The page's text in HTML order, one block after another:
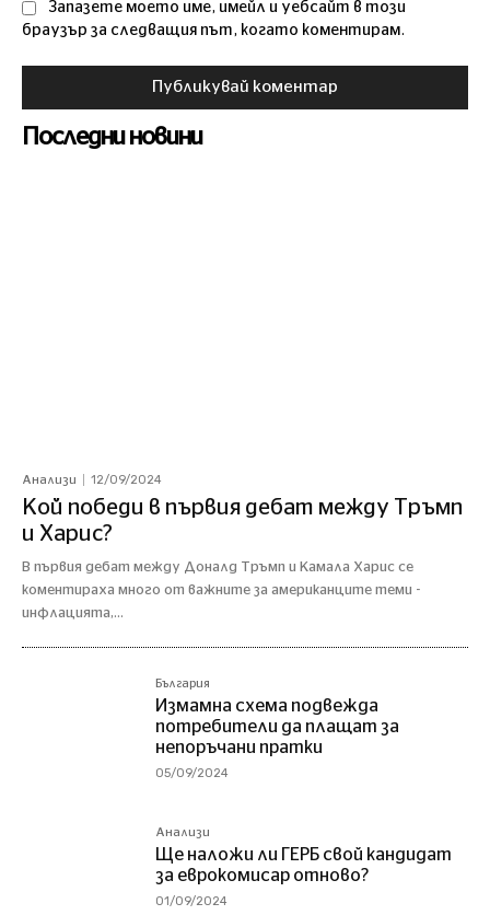
Запазете моето име, имейл и уебсайт в този
браузър за следващия път, когато коментирам.
Последни новини
Анализи 12/09/2024
Кой победи в първия дебат между Тръмп
и Харис?
В първия дебат между Доналд Тръмп и Камала Харис се
коментираха много от важните за американците теми -
инфлацията,...
България
Измамна схема подвежда
потребители да плащат за
непоръчани пратки
05/09/2024
Анализи
Ще наложи ли ГЕРБ свой кандидат
за еврокомисар отново?
01/09/2024